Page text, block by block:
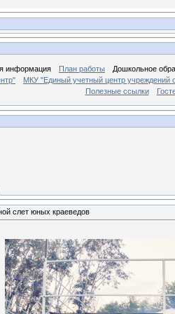
информация План работы
Дошкольное
МКУ "Единый учетный центр учреждений
Полезные ссылки
слет юных краеведов